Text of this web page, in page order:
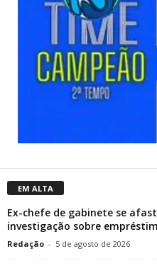
EM ALTA
Ex-chefe de gabinete se
investigação sobre
Redação - 5 de agosto de 2026